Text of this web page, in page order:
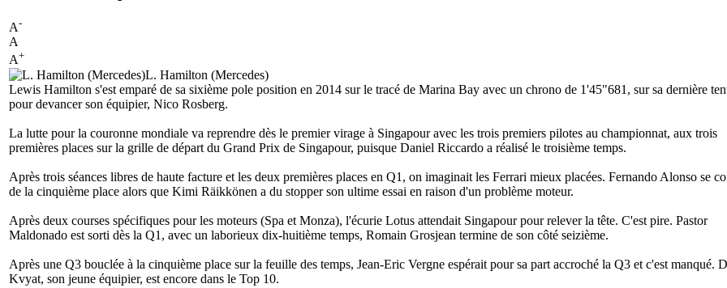
A-
A
A+
L. Hamilton (Mercedes)
Lewis Hamilton s'est emparé de sa sixième pole position en 2014 sur le tracé de Marina Bay avec un chrono de 1'45"681, sur sa dernière
pour devancer son équipier, Nico Rosberg.
La lutte pour la couronne mondiale va reprendre dès le premier virage à Singapour avec les trois premiers pilotes au championnat, aux trois
premières places sur la grille de départ du Grand Prix de Singapour, puisque Daniel Riccardo a réalisé le troisième temps.
Après trois séances libres de haute facture et les deux premières places en Q1, on imaginait les Ferrari mieux placées. Fernando Alonso se
de la cinquième place alors que Kimi Räikkönen a du stopper son ultime essai en raison d'un problème moteur.
Après deux courses spécifiques pour les moteurs (Spa et Monza), l'écurie Lotus attendait Singapour pour relever la tête. C'est pire. Pastor
Maldonado est sorti dès la Q1, avec un laborieux dix-huitième temps, Romain Grosjean termine de son côté seizième.
Après une Q3 bouclée à la cinquième place sur la feuille des temps, Jean-Eric Vergne espérait pour sa part accroché la Q3 et c'est manqué.
Kvyat, son jeune équipier, est encore dans le Top 10.